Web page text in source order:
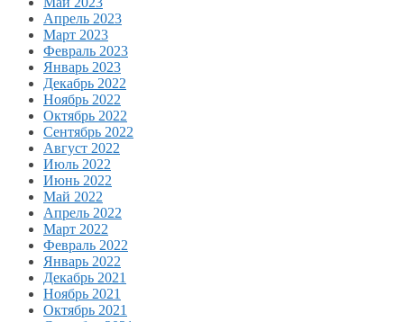
Апрель 2023
Март 2023
Февраль 2023
Январь 2023
Декабрь 2022
Ноябрь 2022
Октябрь 2022
Сентябрь 2022
Август 2022
Июль 2022
Июнь 2022
Май 2022
Апрель 2022
Март 2022
Февраль 2022
Январь 2022
Декабрь 2021
Ноябрь 2021
Октябрь 2021